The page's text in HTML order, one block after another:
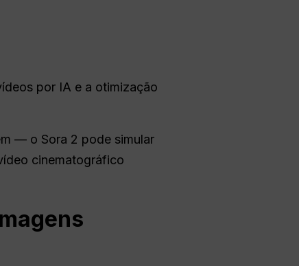
por IA e a otimização
— o Sora 2 pode simular
cinematográfico